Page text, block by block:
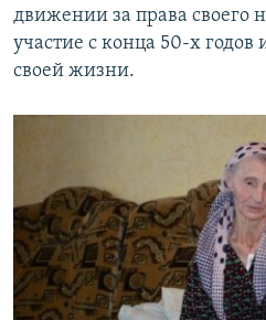
движении за права своего
участие с конца 50-х годов
своей жизни.